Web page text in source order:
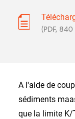
(PDF, 840
A l'aide de
sédiments
que la limite K/